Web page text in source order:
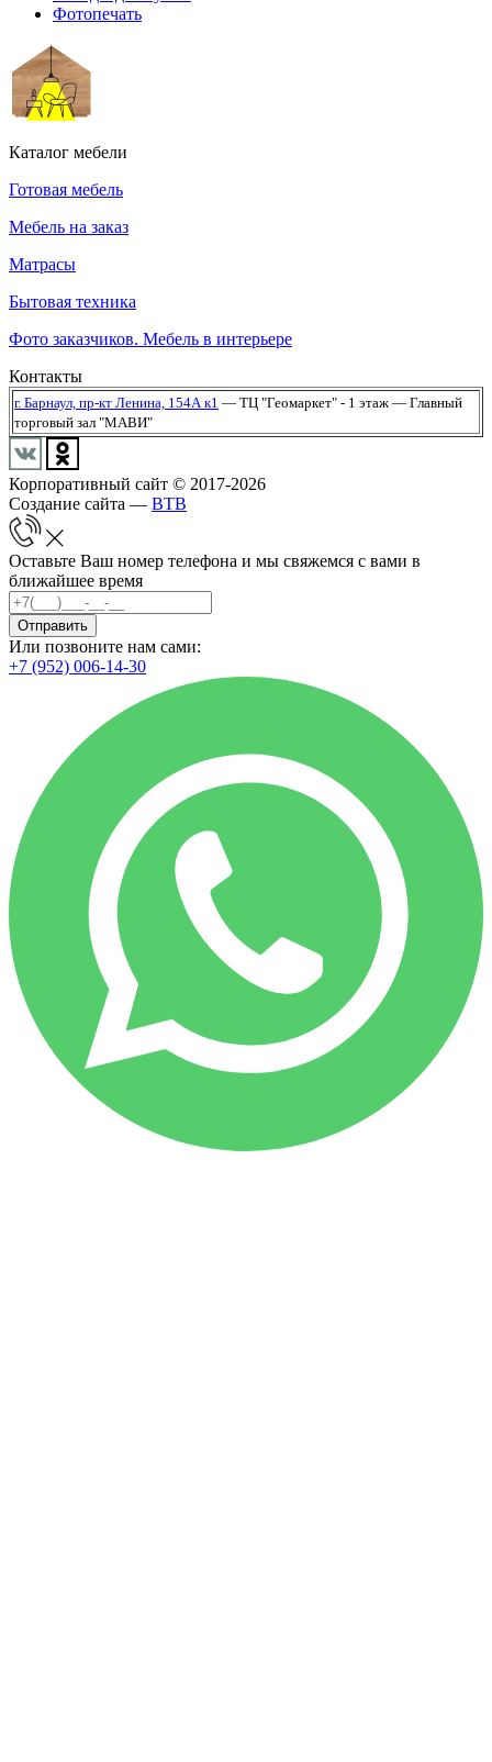
Фотопечать
Каталог мебели
Готовая мебель
Мебель на заказ
Матрасы
Бытовая техника
Фото заказчиков. Мебель в интерьере
Контакты
г. Барнаул, пр-кт Ленина, 154А к1 — ТЦ "Геомаркет" - 1 этаж — Главный
торговый зал "МАВИ"
Корпоративный сайт © 2017-2026
Создание сайта — BTB
Оставьте Ваш номер телефона и мы свяжемся с вами в
ближайшее время
Отправить
Или позвоните нам сами:
+7 (952) 006-14-30